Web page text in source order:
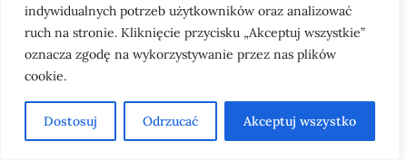
indywidualnych potrzeb użytkowników oraz analizować
ruch na stronie. Kliknięcie przycisku „Akceptuj wszystkie”
oznacza zgodę na wykorzystywanie przez nas plików
cookie.
Dostosuj Odrzucać Akceptuj wszystko
kreskówkach przez minutę.
Te zadania mogą prowadzić do wielu pozytywnych
wspomnień i niezapomnianych momentów,
zapewniając śmiech gwarantowany. Niektóre
wyzwania mogą być śmieszne i kreatywne,